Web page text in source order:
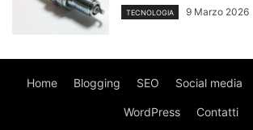
TECNOLOGIA 9 Marzo 2026
Home Blogging SEO Social media
WordPress Contatti